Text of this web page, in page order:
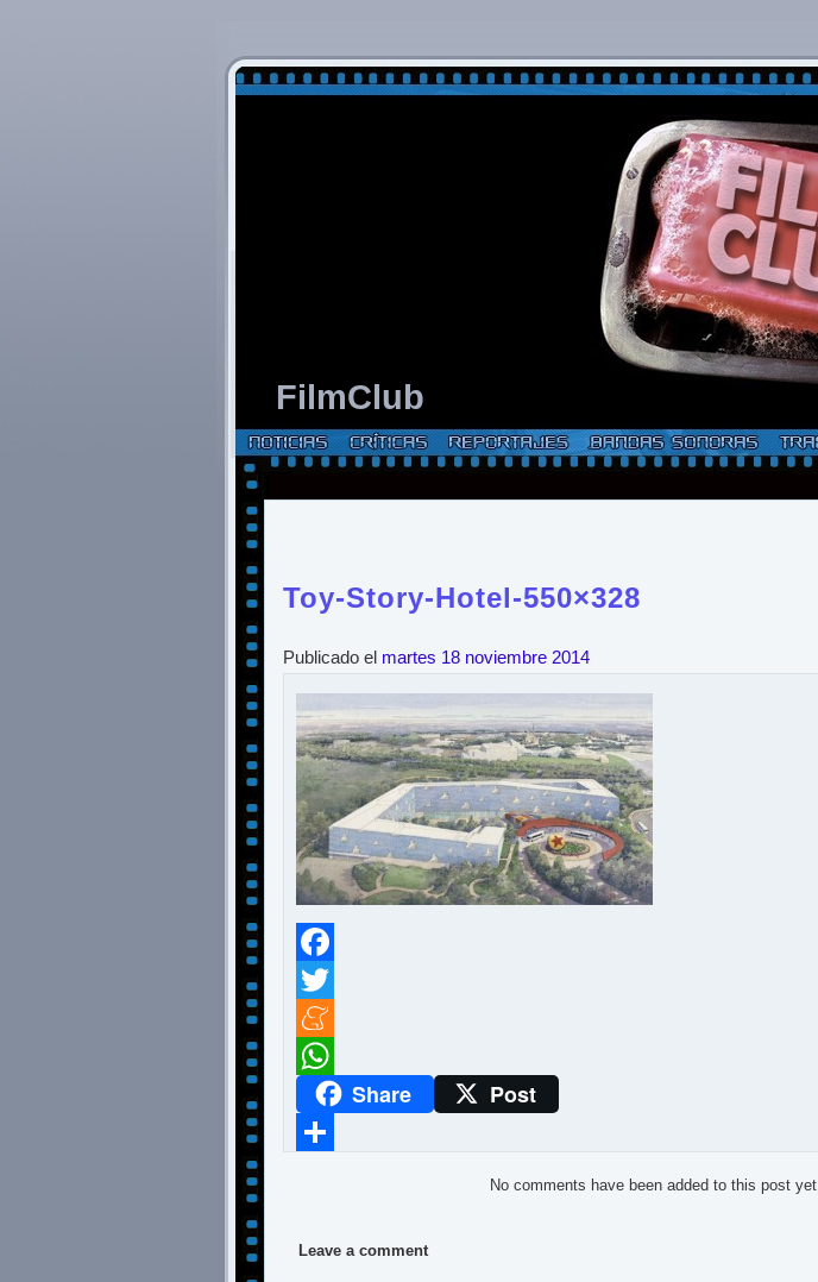
FilmClub
Toy-Story-Hotel-550×328
Publicado el martes 18 noviembre 2014
Facebook
Twitter
Meneame
WhatsAppShare Post
No comments have been added to this post yet.
Leave a comment